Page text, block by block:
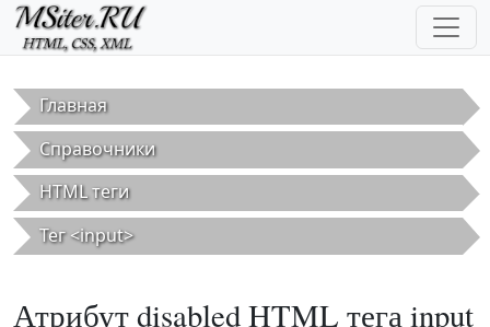
Перейти к основному содержанию
Главная
Справочники
HTML теги
Тег <input>
Атрибут disabled HTML тега input